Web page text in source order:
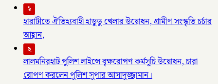
১
হারাটীতে ঐতিহ্যবাহী হাডুডু খেলার উদ্বোধন, গ্রামীণ সংস্কৃতি চর্চার
আহ্বান,
২
লালমনিরহাট পুলিশ লাইন্সে বৃক্ষরোপণ কর্মসূচি উদ্বোধন, চারা
রোপণ করলেন পুলিশ সুপার আসাদুজ্জামান।